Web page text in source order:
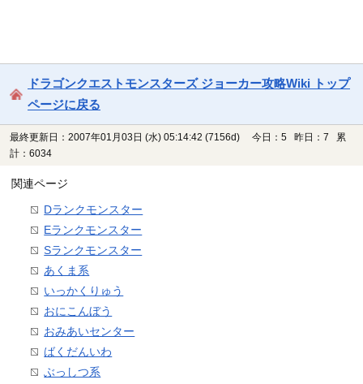
ドラゴンクエストモンスターズ ジョーカー攻略Wiki トップ
ページに戻る
最終更新日：2007年01月03日 (水) 05:14:42 (7156d)
今日：5 昨日：7 累
計：6034
関連ページ
Dランクモンスター
Eランクモンスター
Sランクモンスター
あくま系
いっかくりゅう
おにこんぼう
おみあいセンター
ばくだんいわ
ぶっしつ系